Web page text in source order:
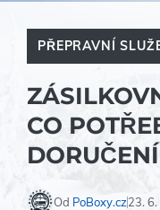
PŘEPRAVNÍ
CO
DORUČENÍ
Od PoBoxy.cz23.